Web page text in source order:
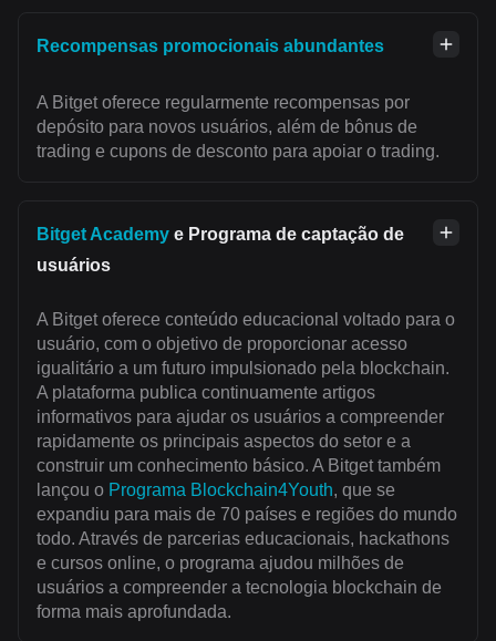
Recompensas promocionais abundantes
A Bitget oferece regularmente recompensas por
depósito para novos usuários, além de bônus de
trading e cupons de desconto para apoiar o trading.
Bitget Academy e Programa de captação de
usuários
A Bitget oferece conteúdo educacional voltado para o
usuário, com o objetivo de proporcionar acesso
igualitário a um futuro impulsionado pela blockchain.
A plataforma publica continuamente artigos
informativos para ajudar os usuários a compreender
rapidamente os principais aspectos do setor e a
construir um conhecimento básico. A Bitget também
lançou o Programa Blockchain4Youth, que se
expandiu para mais de 70 países e regiões do mundo
todo. Através de parcerias educacionais, hackathons
e cursos online, o programa ajudou milhões de
usuários a compreender a tecnologia blockchain de
forma mais aprofundada.